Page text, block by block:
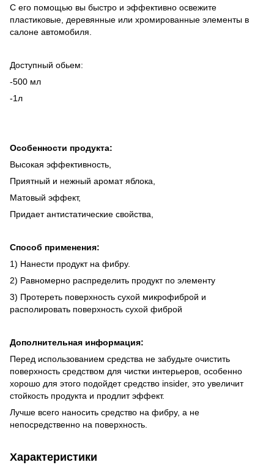
С его помощью вы быстро и эффективно освежите
пластиковые, деревянные или хромированные элементы в
салоне автомобиля.
Доступный обьем:
-500 мл
-1л
Особенности продукта:
Высокая эффективность,
Приятный и нежный аромат яблока,
Матовый эффект,
Придает антистатические свойства,
Способ применения:
1) Нанести продукт на фибру.
2) Равномерно распределить продукт по элементу
3) Протереть поверхность сухой микрофиброй и
располировать поверхность сухой фиброй
Дополнительная информация:
Перед использованием средства не забудьте очистить
поверхность средством для чистки интерьеров, особенно
хорошо для этого подойдет средство insider, это увеличит
стойкость продукта и продлит эффект.
Лучше всего наносить средство на фибру, а не
непосредственно на поверхность.
Характеристики